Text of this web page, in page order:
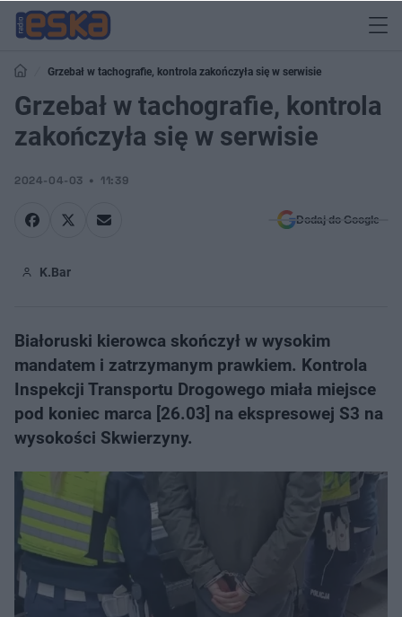
Grzebał w tachografie, kontrola zakończyła się w serwisie
Grzebał w tachografie, kontrola
zakończyła się w serwisie
2024-04-03 11:39
Dodaj do Google
K.Bar
Białoruski kierowca skończył w wysokim
mandatem i zatrzymanym prawkiem. Kontrola
Inspekcji Transportu Drogowego miała miejsce
pod koniec marca [26.03] na ekspresowej S3 na
wysokości Skwierzyny.